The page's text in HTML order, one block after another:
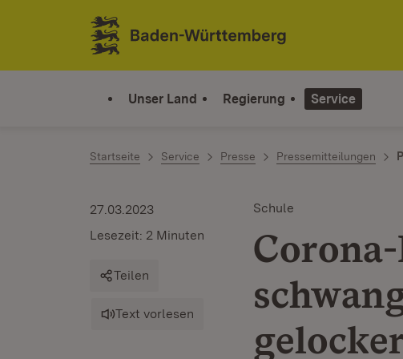
Zum Inhalt springen
Link zur Startseite
Unser Land Regierung Service
Startseite Service Presse Pressemitteilungen
Schule
27.03.2023
Lesezeit: 2 Minuten
Teilen
Text vorlesen